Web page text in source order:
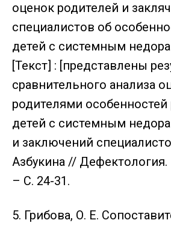
оценок родителей и
специалистов об
детей с системным
[Текст] : [представлены
сравнительного анализа
родителями особенностей
детей с системным
и заключений
Азбукина //
– С. 24-31.
5. Грибова, О. Е.